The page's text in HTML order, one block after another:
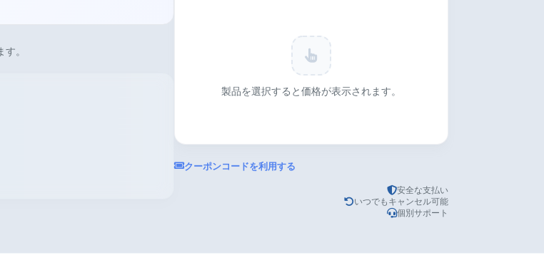
。
製品を選択すると価格が表示されます。
クーポンコードを利用する
利用する
安全な支払い
いつでもキャンセル可能
個別サポート